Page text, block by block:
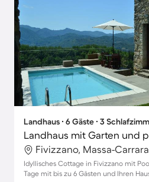
Landhaus ∙ 6 Gäste ∙ 3
Fivizzano, Massa-
Idyllisches Cottage in Fivizzano mit
Tage mit bis zu 6 Gästen und Ihren